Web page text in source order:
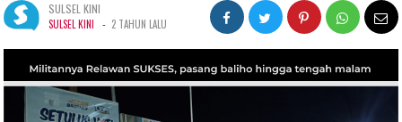
SULSEL KINI
SULSEL KINI - 2 TAHUN LALU